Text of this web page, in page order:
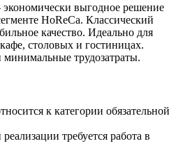
выгодное решение
HoReCa. Классический
качество. Идеально для
столовых и гостиницах.
трудозатраты.
к категории обязательной
требуется работа в